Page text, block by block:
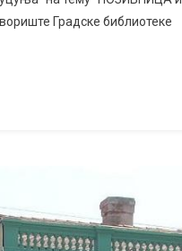
Градске библиотеке